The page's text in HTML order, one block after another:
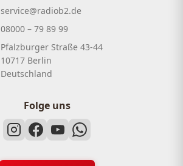
service@radiob2.de
08000 – 79 89 99
Pfalzburger Straße 43-44
10717 Berlin
Deutschland
Folge uns